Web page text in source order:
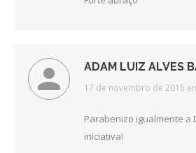
ADAM LUIZ ALVES
disse:
17 de novembro de 2015
Parabenizo igualmente a
iniciativa!